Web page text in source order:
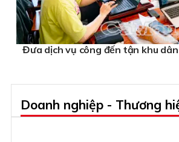
Đưa dịch vụ công đến tận khu
Doanh nghiệp - Thương